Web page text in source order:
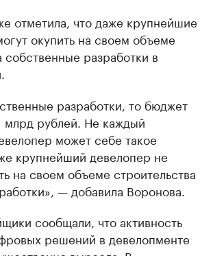
отметила, что даже крупнейшие
окупить на своем объеме
собственные разработки в
разработки, то бюджет
млрд рублей. Не каждый
может себе такое
крупнейший девелопер не
на своем объеме строительства
— добавила Воронова.
сообщали, что активность
решений в девелопменте